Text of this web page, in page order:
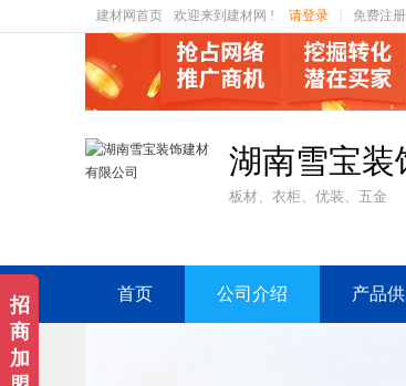
建材网首页 欢迎来到建材网 ! 请登录 免费注册
湖南雪宝装
板材、衣柜、优装、五金
首页 公司介绍 产品
招
商
加